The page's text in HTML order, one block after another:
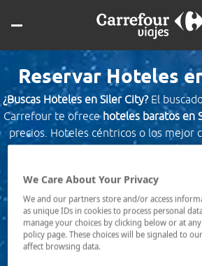
Reservar Hoteles
¿Buscas Hoteles en Siler City?El
Carrefour te ofrecehoteles baratos en
precios. Hoteles céntricos o los mejor
que busques nosotros te lo
Destino *
Fechas *
08/08/2026 - 09/08/2026
We Care About Your Privacy
We and our partners store and/or access
as unique IDs in cookies to process personal
manage your choices by clicking below or at
policy page. These choices will be signaled to
affect browsing data.